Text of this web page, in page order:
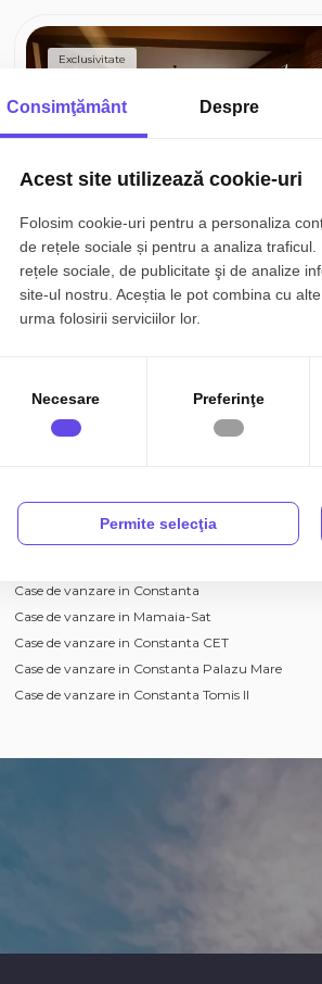
Exclusivitate
Case de vanzare in Constanta
Case de vanzare in Mamaia-Sat
Case de vanzare in Constanta CET
Case de vanzare in Constanta Palazu Mare
Case de vanzare in Constanta Tomis II
Spatii industriale de vanzare
Consimţământ Despre
Acest site utilizează cookie-uri
Folosim cookie-uri pentru a personaliza
de rețele sociale și pentru a analiza
rețele sociale, de publicitate şi de analize
site-ul nostru. Aceștia le pot combina cu
urma folosirii serviciilor lor.
Necesare Preferinţe
Permite selecţia